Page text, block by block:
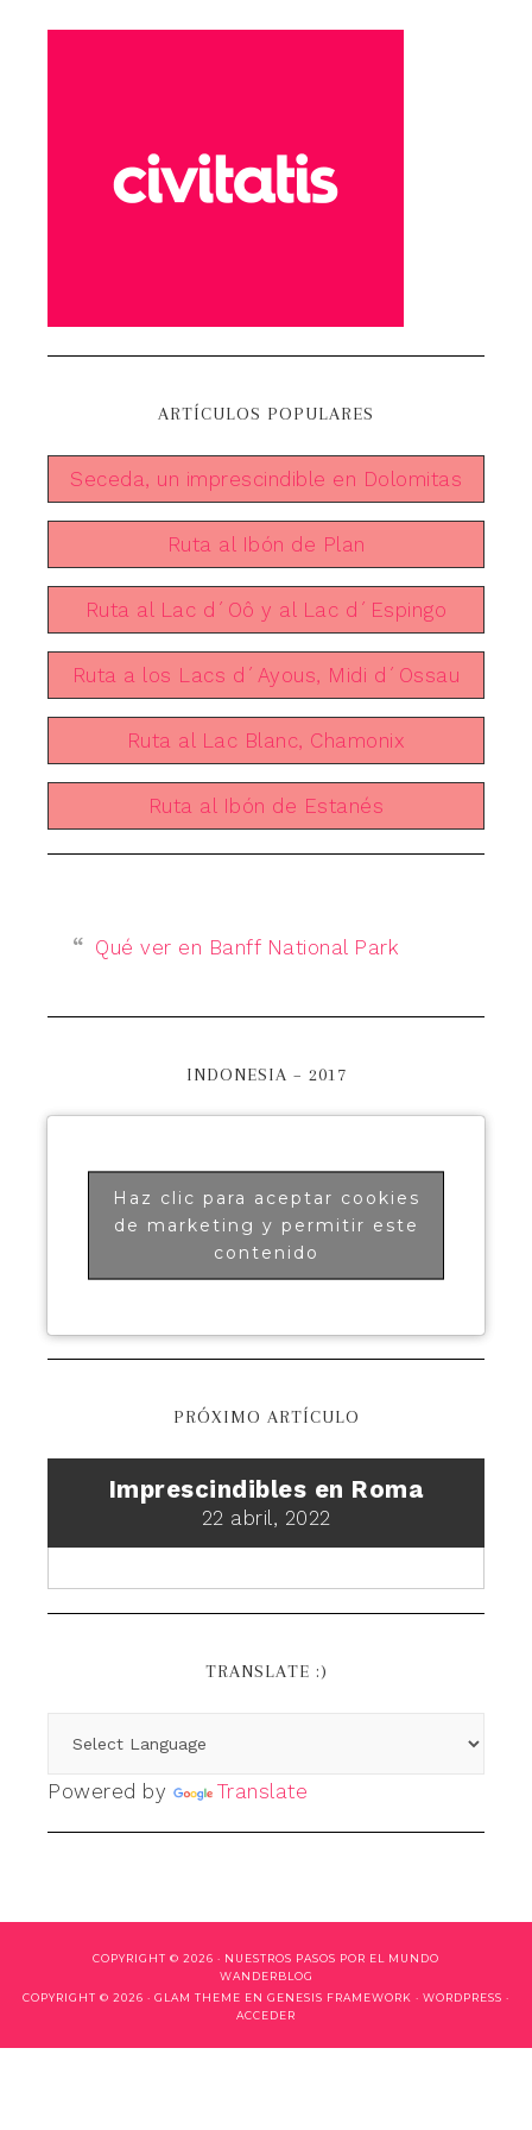
ARTÍCULOS POPULARES
Seceda, un imprescindible en Dolomitas
Ruta al Ibón de Plan
Ruta al Lac d´Oô y al Lac d´Espingo
Ruta a los Lacs d´Ayous, Midi d´Ossau
Ruta al Lac Blanc, Chamonix
Ruta al Ibón de Estanés
Qué ver en Banff National Park
INDONESIA – 2017
Haz clic para aceptar cookies
de marketing y permitir este
contenido
PRÓXIMO ARTÍCULO
Imprescindibles en Roma
22 abril, 2022
TRANSLATE :)
Powered by Translate
COPYRIGHT © 2026 · NUESTROS PASOS POR EL MUNDO
WANDERBLOG
COPYRIGHT © 2026 · GLAM THEME EN GENESIS FRAMEWORK · WORDPRESS ·
ACCEDER